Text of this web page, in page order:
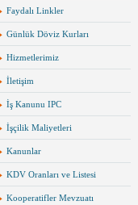
Faydalı Linkler
Günlük Döviz Kurları
Hizmetlerimiz
İletişim
İş Kanunu IPC
İşçilik Maliyetleri
Kanunlar
KDV Oranları ve Listesi
Kooperatifler Mevzuatı